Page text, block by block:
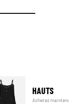
HAUTS
Achetez maintenant